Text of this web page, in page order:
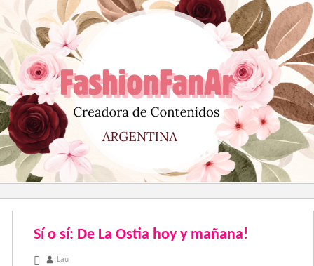
al
contenido
Sí o sí: De La Ostia hoy y mañana!
diciembre 1, 2012
Lau